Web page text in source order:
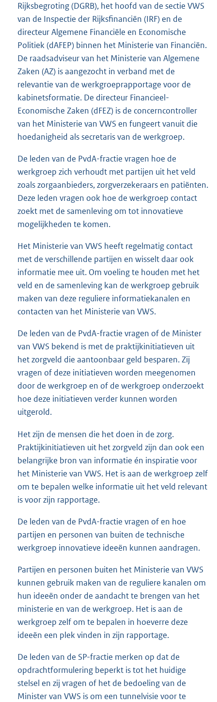
Rijksbegroting (DGRB), het hoofd van de sectie VWS
van de Inspectie der Rijksfinanciën (IRF) en de
directeur Algemene Financiële en Economische
Politiek (dAFEP) binnen het Ministerie van Financiën.
De raadsadviseur van het Ministerie van Algemene
Zaken (AZ) is aangezocht in verband met de
relevantie van de werkgroeprapportage voor de
kabinetsformatie. De directeur Financieel-
Economische Zaken (dFEZ) is de concerncontroller
van het Ministerie van VWS en fungeert vanuit die
hoedanigheid als secretaris van de werkgroep.
De leden van de PvdA-fractie vragen hoe de
werkgroep zich verhoudt met partijen uit het veld
zoals zorgaanbieders, zorgverzekeraars en patiënten.
Deze leden vragen ook hoe de werkgroep contact
zoekt met de samenleving om tot innovatieve
mogelijkheden te komen.
Het Ministerie van VWS heeft regelmatig contact
met de verschillende partijen en wisselt daar ook
informatie mee uit. Om voeling te houden met het
veld en de samenleving kan de werkgroep gebruik
maken van deze reguliere informatiekanalen en
contacten van het Ministerie van VWS.
De leden van de PvdA-fractie vragen of de Minister
van VWS bekend is met de praktijkinitiatieven uit
het zorgveld die aantoonbaar geld besparen. Zij
vragen of deze initiatieven worden meegenomen
door de werkgroep en of de werkgroep onderzoekt
hoe deze initiatieven verder kunnen worden
uitgerold.
Het zijn de mensen die het doen in de zorg.
Praktijkinitiatieven uit het zorgveld zijn dan ook een
belangrijke bron van informatie én inspiratie voor
het Ministerie van VWS. Het is aan de werkgroep zelf
om te bepalen welke informatie uit het veld relevant
is voor zijn rapportage.
De leden van de PvdA-fractie vragen of en hoe
partijen en personen van buiten de technische
werkgroep innovatieve ideeën kunnen aandragen.
Partijen en personen buiten het Ministerie van VWS
kunnen gebruik maken van de reguliere kanalen om
hun ideeën onder de aandacht te brengen van het
ministerie en van de werkgroep. Het is aan de
werkgroep zelf om te bepalen in hoeverre deze
ideeën een plek vinden in zijn rapportage.
De leden van de SP-fractie merken op dat de
opdrachtformulering beperkt is tot het huidige
stelsel en zij vragen of het de bedoeling van de
Minister van VWS is om een tunnelvisie voor te